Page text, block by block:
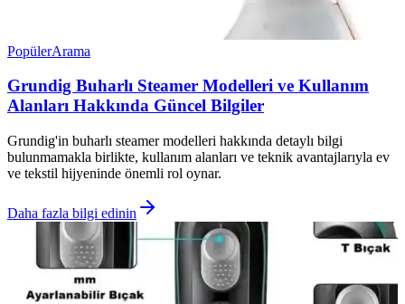
PopülerArama
Grundig Buharlı Steamer Modelleri ve Kullanım
Alanları Hakkında Güncel Bilgiler
Grundig'in buharlı steamer modelleri hakkında detaylı bilgi
bulunmamakla birlikte, kullanım alanları ve teknik avantajlarıyla ev
ve tekstil hijyeninde önemli rol oynar.
Daha fazla bilgi edinin